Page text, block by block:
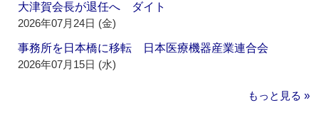
大津賀会長が退任へ ダイト
2026年07月24日 (金)
事務所を日本橋に移転 日本医療機器産業連合会
2026年07月15日 (水)
もっと見る »